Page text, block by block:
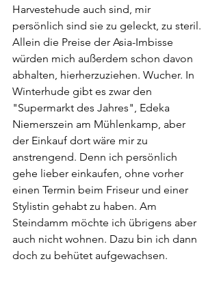
Harvestehude auch sind, mir
persönlich sind sie zu geleckt, zu steril.
Allein die Preise der Asia-Imbisse
würden mich außerdem schon davon
abhalten, hierherzuziehen. Wucher. In
Winterhude gibt es zwar den
"Supermarkt des Jahres", Edeka
Niemerszein am Mühlenkamp, aber
der Einkauf dort wäre mir zu
anstrengend. Denn ich persönlich
gehe lieber einkaufen, ohne vorher
einen Termin beim Friseur und einer
Stylistin gehabt zu haben. Am
Steindamm möchte ich übrigens aber
auch nicht wohnen. Dazu bin ich dann
doch zu behütet aufgewachsen.